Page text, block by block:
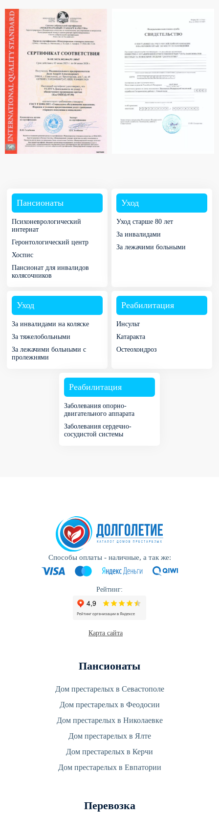
Пансионаты
Психоневрологический
интернат
Геронтологический центр
Хоспис
Пансионат для инвалидов
колясочников
Уход
Уход старше 80 лет
За инвалидами
За лежачими больными
Уход
За инвалидами на коляске
За тяжелобольными
За лежачими больными с
пролежнями
Реабилитация
Инсульт
Катаракта
Остеохондроз
Реабилитация
Заболевания опорно-
двигательного аппарата
Заболевания сердечно-
сосудистой системы
Способы оплаты - наличные, а так же:
Рейтинг:
Карта сайта
Пансионаты
Дом престарелых в Севастополе
Дом престарелых в Феодосии
Дом престарелых в Николаевке
Дом престарелых в Ялте
Дом престарелых в Керчи
Дом престарелых в Евпатории
Перевозка